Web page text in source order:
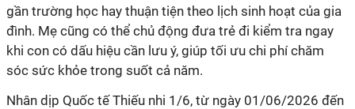
gần trường học hay thuận tiện theo lịch sinh hoạt của gia
đình. Mẹ cũng có thể chủ động đưa trẻ đi kiểm tra ngay
khi con có dấu hiệu cần lưu ý, giúp tối ưu chi phí chăm
sóc sức khỏe trong suốt cả năm.
Nhân dịp Quốc tế Thiếu nhi 1/6, từ ngày 01/06/2026 đến